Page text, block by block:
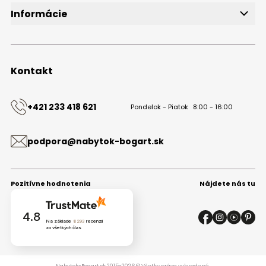
Informácie
Obchodné podmienky
Kontakt
Kontakt
+421 233 418 621 Pondelok - Piatok 8:00 - 16:00
podpora@nabytok-bogart.sk
Pozitívne hodnotenia
4.8 Na základe 8293 recenzií
zo všetkých čias
Nájdete nás tu